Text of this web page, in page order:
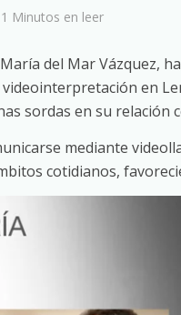
1 Minutos en leer
del Mar Vázquez,
en
sordas en su relación
mediante
cotidianos,